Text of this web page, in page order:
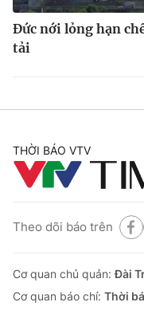
Đức nới lỏng hạn
tải
THỜI BÁO VTV
Theo dõi báo trên
Cơ quan chủ quản:Đài
Cơ quan báo chí: Thời